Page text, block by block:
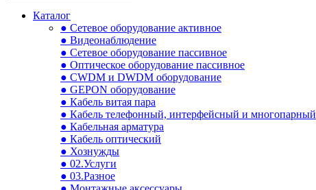
Каталог
● Сетевое оборудование активное
● Видеонаблюдение
● Сетевое оборудование пассивное
● Оптическое оборудование пассивное
● CWDM и DWDM оборудование
● GEPON оборудование
● Кабель витая пара
● Кабель телефонный, интерфейсный и многопарный
● Кабельная арматура
● Кабель оптический
● Хознужды
● 02.Услуги
● 03.Разное